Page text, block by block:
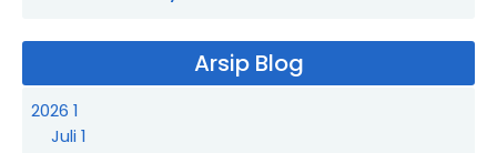
Arsip Blog
2026 1
Juli1